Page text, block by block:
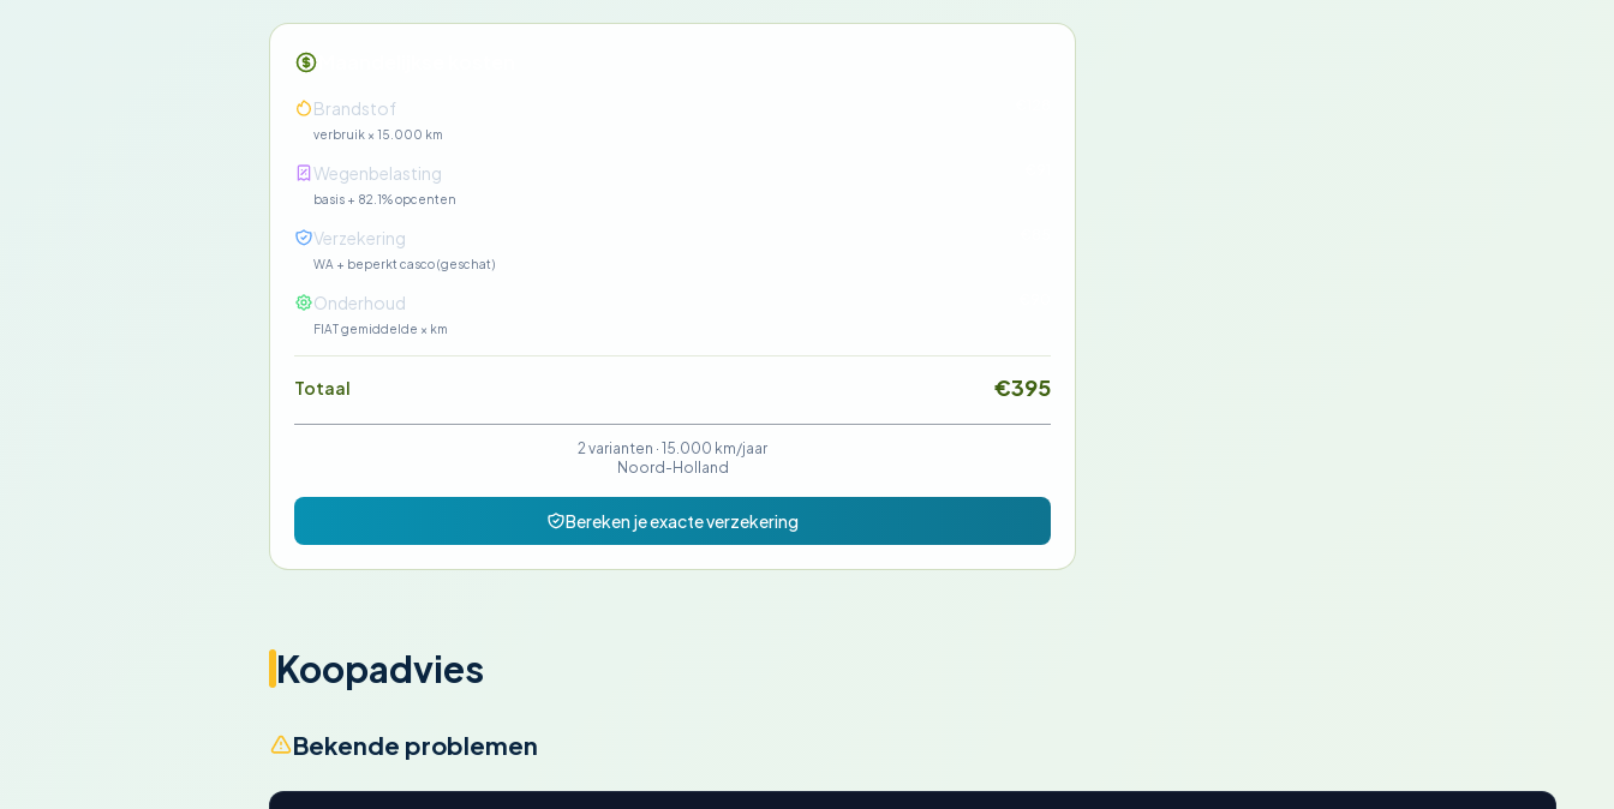
Brandstof
verbruik × 15.000 km
Wegenbelasting
basis + 82.1% opcenten
Verzekering
WA + beperkt casco (geschat)
Onderhoud
FIAT gemiddelde × km
Totaal €395
2 varianten · 15.000 km/jaar
Noord-Holland
Bereken je exacte verzekering
Koopadvies
Bekende problemen